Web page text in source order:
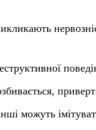
можуть